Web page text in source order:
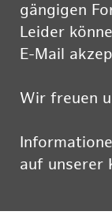
gängigen
Leider
E-Mail
Wir freuen
auf unserer